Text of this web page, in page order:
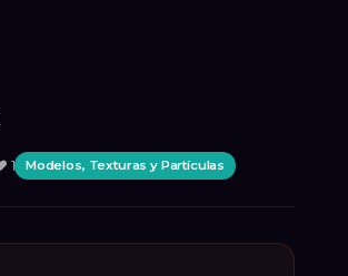
1 Modelos, Texturas y Partículas